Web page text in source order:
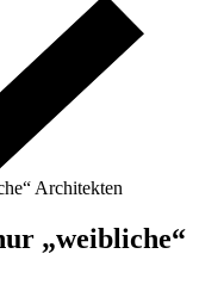
Architekten
„weibliche“